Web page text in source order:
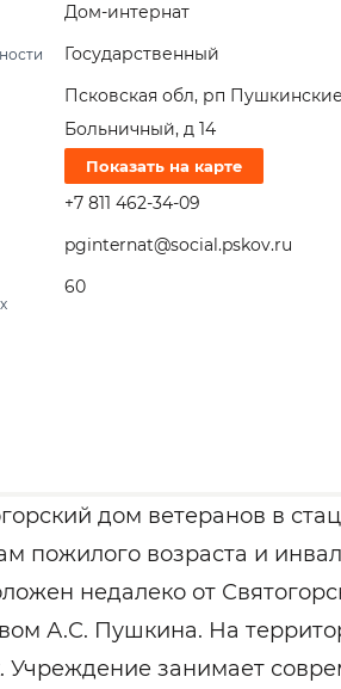
Дом-интернат
Государственный
Псковская обл, рп
Больничный, д 14
Показать на карте
+7 811 462-34-09
pginternat@social.pskov.ru
60
дом ветеранов в
пожилого возраста и
недалеко от
А.С. Пушкина. На
Учреждение занимает